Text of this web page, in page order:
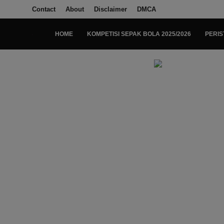
Contact About Disclaimer DMCA
HOME KOMPETISI SEPAK BOLA 2025/2026